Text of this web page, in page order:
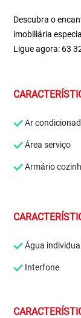
Descubra o
imobiliária
Ligue agora: 63
Ar
Área serviço
Armário
Água individual
Interfone